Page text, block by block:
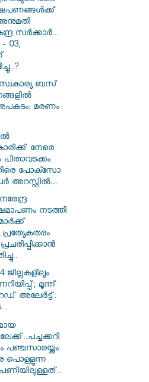
സർക്കാർ...
03,
ബസ്
മരണം
നേരെ
പോക്സോ
അറസ്റ്റിൽ...
നടത്തി
മൂന്ന്
അലേർട്ട്:
പൊള്ളുന്ന